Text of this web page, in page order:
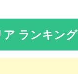
ア ランキング